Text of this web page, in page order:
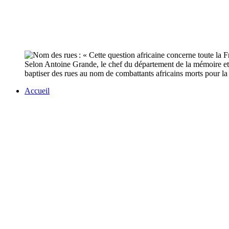
Selon Antoine Grande, le chef du département de la mémoire
baptiser des rues au nom de combattants africains morts pour
Accueil